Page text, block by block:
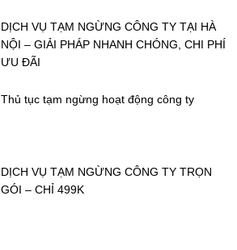
DỊCH VỤ TẠM NGỪNG CÔNG TY TẠI HÀ
NỘI – GIẢI PHÁP NHANH CHÓNG, CHI PHÍ
ƯU ĐÃI
Thủ tục tạm ngừng hoạt động công ty
DỊCH VỤ TẠM NGỪNG CÔNG TY TRỌN
GÓI – CHỈ 499K